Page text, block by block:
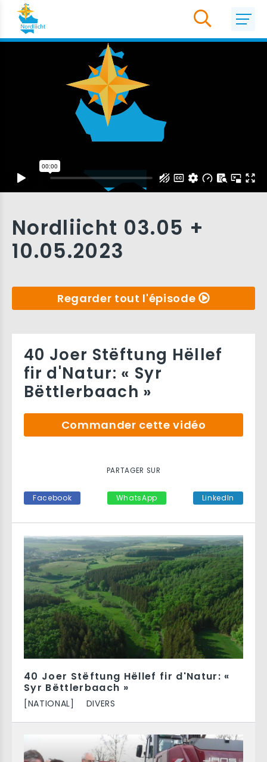
Nordliicht 03.05 +
10.05.2023
Regarder tout l'épisode
40 Joer Stëftung Hëllef fir d'Natur: «
Syr Bëttlerbaach »
[NATIONAL] DIVERS
40 Joer Stëftung Hëllef
fir d'Natur: « Syr
Bëttlerbaach »
Commander cette vidéo
PARTAGER SUR
Facebook WhatsApp LinkedIn